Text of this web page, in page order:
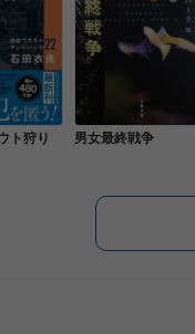
ト狩り 男女最終戦争